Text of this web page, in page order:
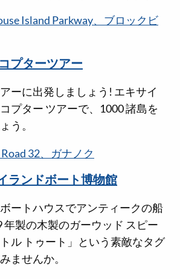
Island Parkway、ブロックビ
プターツアー
ーに出発しましょう! エキサイ
プター ツアーで、1000 諸島を
う。
32、ガナノク
ランドボート博物館
ートハウスでアンティークの船
年製の木製のガーウッド スピー
ル トゥート」という素敵なタグ
ませんか。